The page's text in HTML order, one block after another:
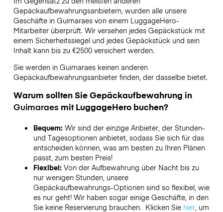
Gepäckaufbewahrungsanbietern, wurden alle unsere
Geschäfte in Guimaraesvon einem LuggageHero-
Mitarbeiter überprüft. Wir versehen jedes Gepäckstück mit
einem Sicherheitssiegel und jedes Gepäckstück und sein
Inhalt kann bis zu €2500versichert werden.
Sie werden in Guimaraeskeinen anderen
Gepäckaufbewahrungsanbieter finden, der dasselbe bietet.
Warum sollten Sie Gepäckaufbewahrung in
Guimaraes mit LuggageHero buchen?
Bequem: Wir sind der einzige Anbieter, der Stunden-
und Tagesoptionen anbietet, sodass Sie sich für das
entscheiden können, was am besten zu Ihren Plänen
passt, zum besten Preis!
Flexibel: Von der Aufbewahrung über Nacht bis zu
nur wenigen Stunden, unsere
Gepäckaufbewahrungs-Optionen sind so flexibel, wie
es nur geht! Wir haben sogar einige Geschäfte, in den
Sie keine Reservierung brauchen. Klicken Sie hier, um